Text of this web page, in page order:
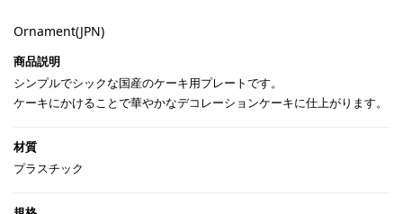
Ornament(JPN)
シンプルでシックな国産のケーキ用プレートです。
ケーキにかけることで華やかなデコレーションケーキに仕上がります。
プラスチック